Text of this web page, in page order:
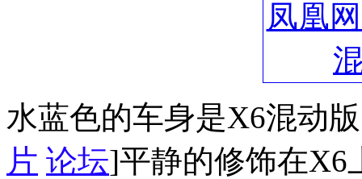
水蓝色的车身是X6混动
片 论坛]平静的修饰在X6